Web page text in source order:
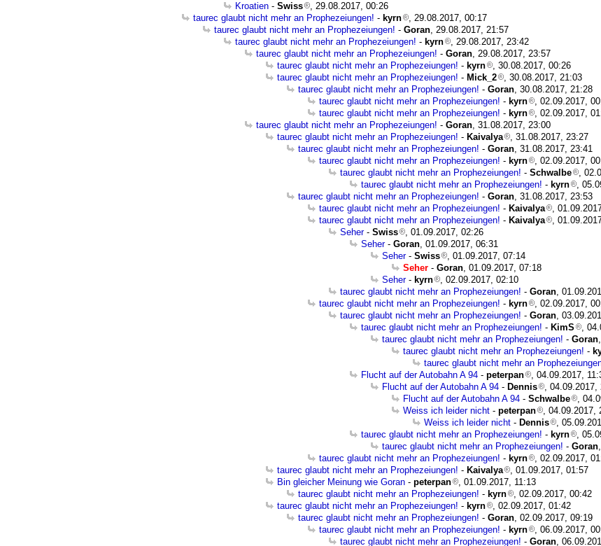
Kroatien - Swiss
, 29.08.2017, 00:26
taurec glaubt nicht mehr an Prophezeiungen! - kyrn
, 29.08.2017, 00:17
taurec glaubt nicht mehr an Prophezeiungen! - Goran, 29.08.2017, 21:57
taurec glaubt nicht mehr an Prophezeiungen! - kyrn
, 29.08.2017, 23:42
taurec glaubt nicht mehr an Prophezeiungen! - Goran, 29.08.2017, 23:57
taurec glaubt nicht mehr an Prophezeiungen! - kyrn
, 30.08.2017, 00:26
taurec glaubt nicht mehr an Prophezeiungen! - Mick_2
, 30.08.2017, 21:03
taurec glaubt nicht mehr an Prophezeiungen! - Goran, 30.08.2017, 21:28
taurec glaubt nicht mehr an Prophezeiungen! - kyrn
, 02.09.2017,
taurec glaubt nicht mehr an Prophezeiungen! - kyrn
, 02.09.2017,
taurec glaubt nicht mehr an Prophezeiungen! - Goran, 31.08.2017, 23:00
taurec glaubt nicht mehr an Prophezeiungen! - Kaivalya
, 31.08.2017, 23:27
taurec glaubt nicht mehr an Prophezeiungen! - Goran, 31.08.2017, 23:41
taurec glaubt nicht mehr an Prophezeiungen! - kyrn
, 02.09.2017,
taurec glaubt nicht mehr an Prophezeiungen! - Schwalbe
,
taurec glaubt nicht mehr an Prophezeiungen! - kyrn
,
taurec glaubt nicht mehr an Prophezeiungen! - Goran, 31.08.2017, 23:53
taurec glaubt nicht mehr an Prophezeiungen! - Kaivalya
,
taurec glaubt nicht mehr an Prophezeiungen! - Kaivalya
,
Seher- Swiss
, 01.09.2017, 02:26
Seher- Goran, 01.09.2017, 06:31
Seher- Swiss
, 01.09.2017, 07:14
Seher - Goran, 01.09.2017, 07:18
Seher- kyrn
, 02.09.2017, 02:10
taurec glaubt nicht mehr an Prophezeiungen! - Goran,
taurec glaubt nicht mehr an Prophezeiungen! - kyrn
, 02.09.2017,
taurec glaubt nicht mehr an Prophezeiungen! - Goran,
taurec glaubt nicht mehr an Prophezeiungen! - KimS
,
taurec glaubt nicht mehr an Prophezeiungen! - Goran
taurec glaubt nicht mehr an Prophezeiungen! -
taurec glaubt nicht mehr an
Flucht auf der Autobahn A 94 - peterpan
, 04.09.2017,
Flucht auf der Autobahn A 94 - Dennis
, 04.09.2017,
Flucht auf der Autobahn A 94 - Schwalbe
,
Weiss ich leider nicht - peterpan
, 04.09.2017,
Weiss ich leider nicht - Dennis
,
taurec glaubt nicht mehr an Prophezeiungen! - kyrn
,
taurec glaubt nicht mehr an Prophezeiungen! - Goran
taurec glaubt nicht mehr an Prophezeiungen! - kyrn
, 02.09.2017,
taurec glaubt nicht mehr an Prophezeiungen! - Kaivalya
, 01.09.2017, 01:57
Bin gleicher Meinung wie Goran - peterpan
, 01.09.2017, 11:13
taurec glaubt nicht mehr an Prophezeiungen! - kyrn
, 02.09.2017, 00:42
taurec glaubt nicht mehr an Prophezeiungen! - kyrn
, 02.09.2017, 01:42
taurec glaubt nicht mehr an Prophezeiungen! - Goran, 02.09.2017, 09:19
taurec glaubt nicht mehr an Prophezeiungen! - kyrn
, 06.09.2017,
taurec glaubt nicht mehr an Prophezeiungen! - Goran,